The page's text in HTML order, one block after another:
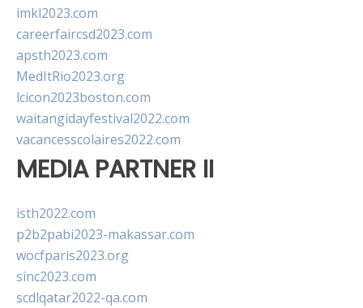
imkl2023.com
careerfaircsd2023.com
apsth2023.com
MedItRio2023.org
lcicon2023boston.com
waitangidayfestival2022.com
vacancesscolaires2022.com
MEDIA PARTNER II
isth2022.com
p2b2pabi2023-makassar.com
wocfparis2023.org
sinc2023.com
scdlqatar2022-qa.com